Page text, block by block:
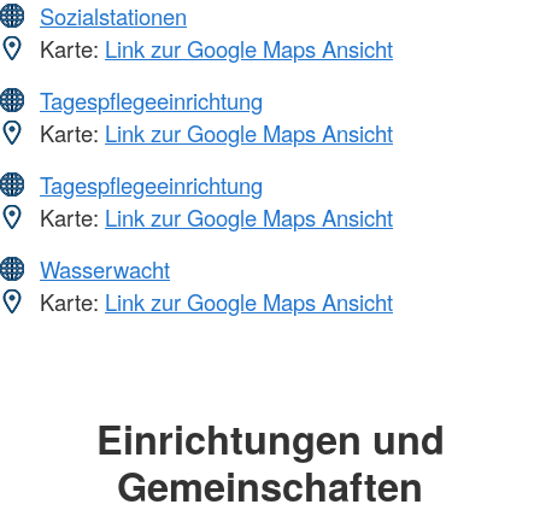
Sozialstationen
Karte: Link zur Google Maps Ansicht
Tagespflegeeinrichtung
Karte: Link zur Google Maps Ansicht
Tagespflegeeinrichtung
Karte: Link zur Google Maps Ansicht
Wasserwacht
Karte: Link zur Google Maps Ansicht
Einrichtungen und
Gemeinschaften